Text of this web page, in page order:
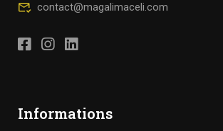
contact@magalimaceli.com
Informations